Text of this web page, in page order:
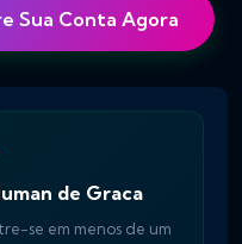
Sua Conta Agora
de Graca
se em menos de um